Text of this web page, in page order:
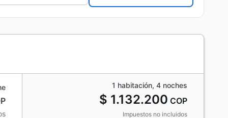
1 habitación, 4 noches
$ 1.132.200 COP
Impuestos no incluidos